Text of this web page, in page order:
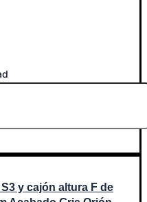
y cajón altura F de